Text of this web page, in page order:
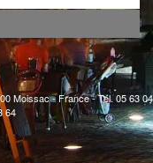
Moissac - France - Tél. 05 63 04
64